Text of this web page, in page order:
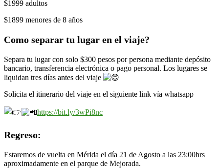
$1999 adultos
$1899 menores de 8 años
Como separar tu lugar en el viaje?
Separa tu lugar con solo $300 pesos por persona mediante depósito
bancario, transferencia electrónica o pago personal. Los lugares se
liquidan tres días antes del viaje
Solicita el itinerario del viaje en el siguiente link vía whatsapp
https://bit.ly/3wPi8nc
Regreso:
Estaremos de vuelta en Mérida el día 21 de Agosto a las 23:00hrs
aproximadamente en el parque de Mejorada.